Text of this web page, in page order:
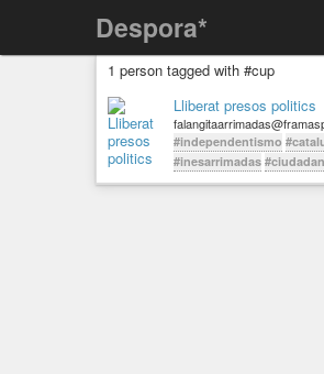
Despora*
1 person tagged with #cup
Lliberat presos politics
#independentismo
#inesarrimadas